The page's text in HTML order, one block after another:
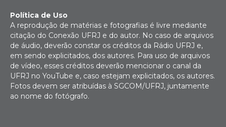
Política de Uso
A reprodução de matérias e fotografias é livre mediante
citação do Conexão UFRJ e do autor. No caso de arquivos
de áudio, deverão constar os créditos da Rádio UFRJ e,
em sendo explicitados, dos autores. Para uso de arquivos
de vídeo, esses créditos deverão mencionar o canal da
UFRJ no YouTube e, caso estejam explicitados, os autores.
Fotos devem ser atribuídas à SGCOM/UFRJ, juntamente
ao nome do fotógrafo.